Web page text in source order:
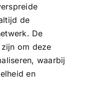
de
De
om deze
waarbij
en